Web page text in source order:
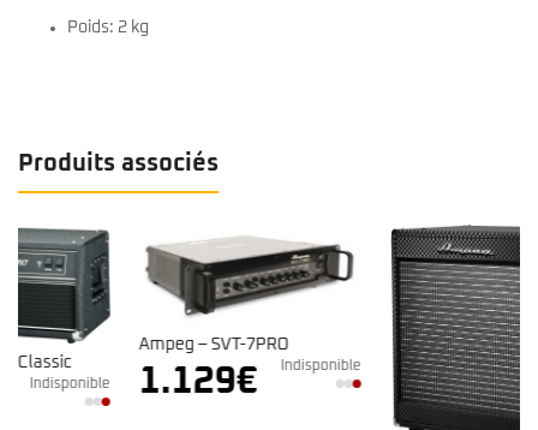
Poids: 2 kg
Produits associés
Ampeg – SVT-7PRO
1.129 € Indisponible